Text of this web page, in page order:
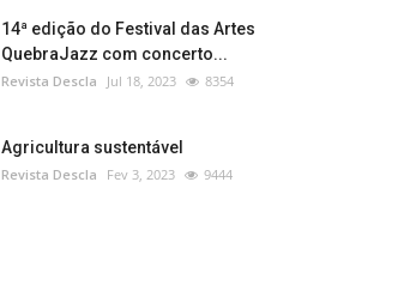
14ª edição do Festival das Artes
QuebraJazz com concerto...
Revista Descla Jul 18, 2023 8354
Agricultura sustentável
Revista Descla Fev 3, 2023 9444